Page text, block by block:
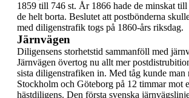
1859 till 746 st. År 1866 hade de minskat till
de helt borta. Beslutet att postbönderna
med diligenstrafik togs på 1860-års riksdag.
Järnvägen
Diligensens storhetstid sammanföll med
Järnvägen övertog nu allt mer
sista diligenstrafiken in. Med tåg kunde man
Stockholm och Göteborg på 12 timmar mot
hästdiligens. Den första svenska